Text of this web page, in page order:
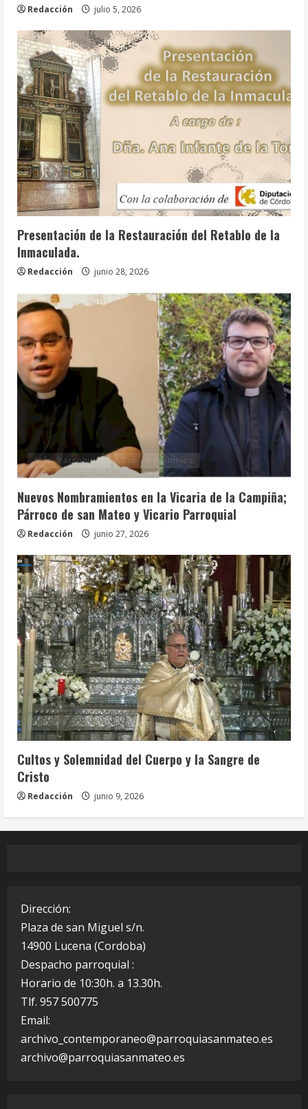
Redacción julio 5, 2026
Info. Parroquial Tablón Anuncios
Presentación de la Restauración del Retablo de la
Inmaculada.
Redacción junio 28, 2026
Info. Parroquial Tablón Anuncios
Nuevos Nombramientos en la Vicaria de la Campiña;
Párroco de san Mateo y Vicario Parroquial
Redacción junio 27, 2026
Celebraciones Eucarísticas
Cofradías
Info. Parroquial
Tablón Anuncios
Cultos y Solemnidad del Cuerpo y la Sangre de
Cristo
Redacción junio 9, 2026
Dirección:
Plaza de san Miguel s/n.
14900 Lucena (Cordoba)
Despacho parroquial :
Horario de 10:30h. a 13.30h.
Tlf. 957 500775
Email:
archivo_contemporaneo@parroquiasanmateo.es
archivo@parroquiasanmateo.es